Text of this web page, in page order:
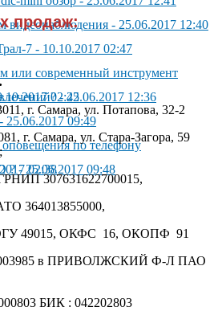
видеонаблюдения - 25.06.2017 12:40
7 - 10.10.2017 02:47
или coвpeмeнный инcтpyмeнт
-25.06.2017 12:36
02:42
- 25.06.2017 09:49
оповещения по телефону
02:38
?-25.06.2017 09:48
продаж:
г. Самара, ул. Потапова, 32-2
г. Самара, ул. Стара-Загора, 59
307631622700015,
364013855000,
49015, ОКФС 16, ОКОПФ 91
в ПРИВОЛЖСКИЙ Ф-Л ПАО
БИК : 042202803